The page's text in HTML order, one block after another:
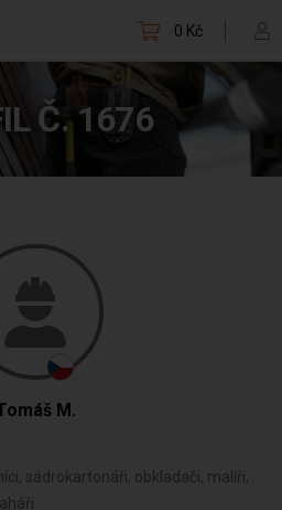
0 Kč
Č. 1676
M.
sádrokartonáři, obkladači, malíři,